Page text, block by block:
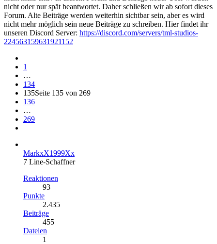
nicht oder nur spät beantwortet. Daher schließen wir ab sofort dieses
Forum. Alte Beiträge werden weiterhin sichtbar sein, aber es wird
nicht mehr möglich sein neue Beiträge zu schreiben. Hier findet ihr
unseren Discord Server: https://discord.com/servers/tml-studios-
224563159631921152
1
…
134
135Seite 135 von 269
136
…
269
MarkxX1999Xx
7 Line-Schaffner
Reaktionen
93
Punkte
2.435
Beiträge
455
Dateien
1